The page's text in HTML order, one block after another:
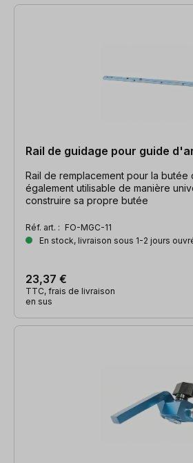
Rail de guidage pour guide
Rail de remplacement pour la butée
également utilisable de manière
construire sa propre butée
Réf. art. : FO-MGC-11
En stock, livraison sous 1-2 jours
23,37 €
TTC, frais de livraison
en sus